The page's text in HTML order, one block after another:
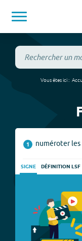
Vous êtes ici :
1 numéroter les
SIGNE DÉFINITION LSF